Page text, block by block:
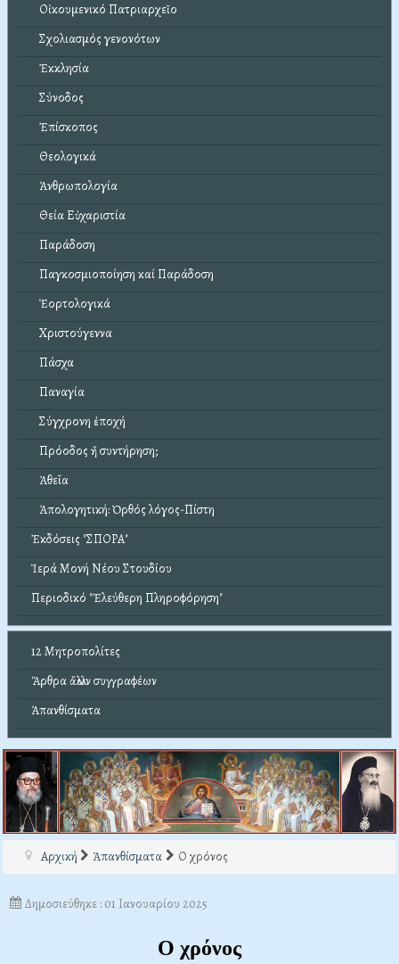
Οἰκουμενικό Πατριαρχεῖο
Σχολιασμός γενονότων
Ἐκκλησία
Σύνοδος
Ἐπίσκοπος
Θεολογικά
Ἀνθρωπολογία
Θεία Εὐχαριστία
Παράδοση
Παγκοσμιοποίηση καί Παράδοση
Ἑορτολογικά
Χριστούγεννα
Πάσχα
Παναγία
Σύγχρονη ἐποχή
Πρόοδος ἤ συντήρηση;
Ἀθεΐα
Ἀπολογητική: Ὀρθός λόγος-Πίστη
Ἐκδόσεις "ΣΠΟΡΑ"
Ἱερά Μονή Νέου Στουδίου
Περιοδικό "Ἐλεύθερη Πληροφόρηση"
12 Μητροπολίτες
Ἄρθρα ἄλλων συγγραφέων
Ἀπανθίσματα
Αρχική Ἀπανθίσματα Ο χρόνος
Δημοσιεύθηκε : 01 Ιανουαρίου 2025
Ο χρόνος